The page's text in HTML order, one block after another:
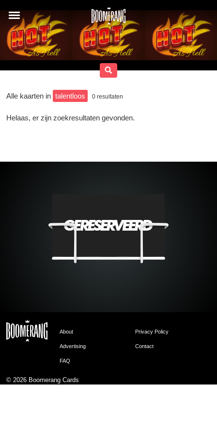
Alle kaarten in talentloos 0 resultaten
Helaas, er zijn zoekresultaten gevonden.
About Privacy Policy
Advertising Contact
FAQ
© 2026 Boomerang Cards